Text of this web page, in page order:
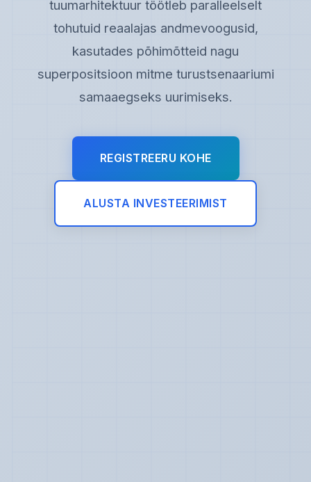
tuumarhitektuur töötleb paralleelselt
tohutuid reaalajas andmevoogusid,
kasutades põhimõtteid nagu
superpositsioon mitme turustsenaariumi
samaaegseks uurimiseks.
REGISTREERU KOHE
ALUSTA INVESTEERIMIST